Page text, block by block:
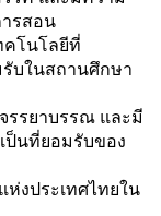
รสอน
คโนโลยีที่
บในสถานศึกษา
รรยาบรรณ และมี
ป็นที่ยอมรับของ
งประเทศไทยใน